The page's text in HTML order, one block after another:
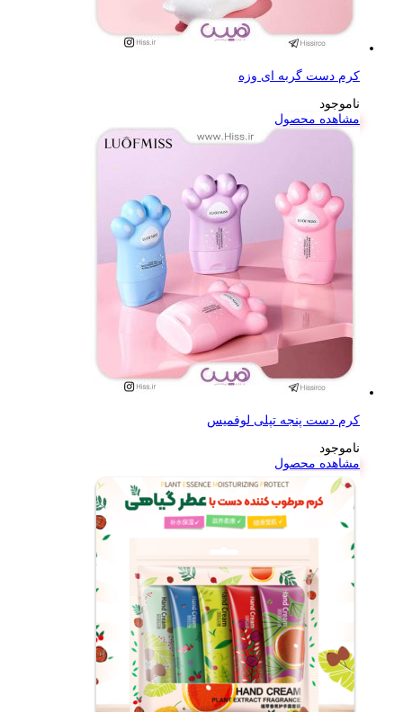
کرم دست گربه ای وزه
ناموجود
مشاهده محصول
کرم دست پنجه تپلی لوفمیس
ناموجود
مشاهده محصول